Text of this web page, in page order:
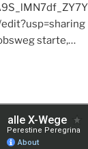
starte,…